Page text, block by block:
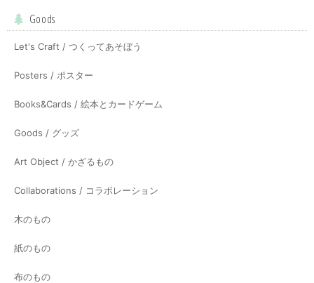
Goods
Let's Craft / つくってあそぼう
Posters / ポスター
Books&Cards / 絵本とカードゲーム
Goods / グッズ
Art Object / かざるもの
Collaborations / コラボレーション
木のもの
紙のもの
布のもの